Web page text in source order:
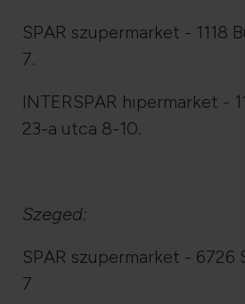
SPAR szupermarket - 1118
7.
INTERSPAR hipermarket -
23-a utca 8-10.
Szeged:
SPAR szupermarket - 6726
7